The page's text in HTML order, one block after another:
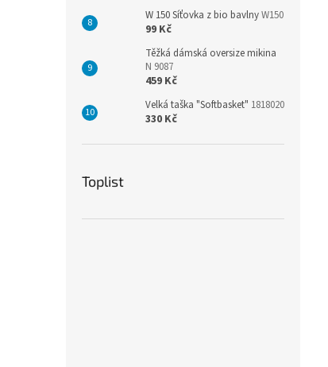
W 150 Síťovka z bio bavlnyW150
99 Kč
Těžká dámská oversize mikina
N 9087
459 Kč
Velká taška "Softbasket" 1818020
330 Kč
Toplist